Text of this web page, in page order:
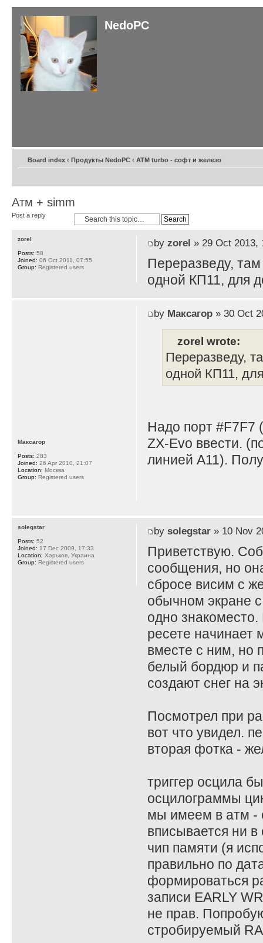
NedoPC
Board index ‹ Продукты NedoPC ‹ ATM turbo - софт и железо
Атм + simm
Post a reply
by zorel » 29 Oct 2013,
Переразведу,
одной КП11, для
zorel
Posts: 58
Joined: 06 Oct 2011, 07:55
Group: Registered users
by Максагор» 30 Oct
zorel wrote:
Переразведу,
одной КП11,
Надо порт #F7F7
ZX-Evo ввести.
линией A11).
Максагор
Posts: 283
Joined: 26 Apr 2010, 21:07
Location: Москва
Group: Registered users
by solegstar» 10 Nov
Приветствую.
сообщения, но
сбросе висим с
обычном экране
одно знакоместо.
ресете начинает
вместе с ним, но
белый бордюр и
создают снег на
Посмотрел при
вот что увидел.
вторая фотка -
триггер осцила
осцилограммы
мы имеем в атм -
вписывается ни
чип памяти (я
правильно по
формироваться
записи EARLY
не прав.
стробируемый
solegstar
Posts: 52
Joined: 17 Dec 2009, 17:33
Location: Харьков, Украина
Group: Registered users